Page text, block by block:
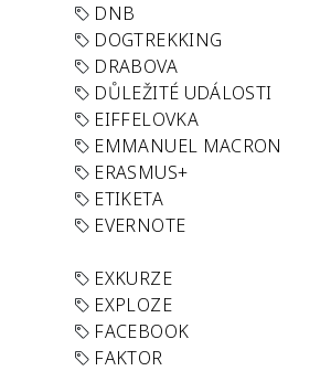
DNB
DOGTREKKING
DRABOVA
DŮLEŽITÉ UDÁLOSTI
EIFFELOVKA
EMMANUEL MACRON
ERASMUS+
ETIKETA
EVERNOTE
EXKURZE
EXPLOZE
FACEBOOK
FAKTOR